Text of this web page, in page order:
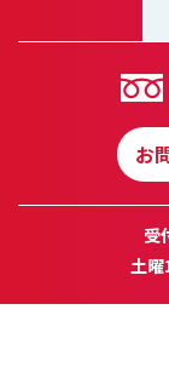
お
受
土